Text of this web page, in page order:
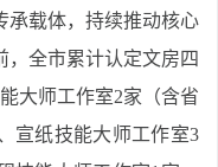
承载体，持续推动核心
全市累计认定文房四
大师工作室2家（含省
宣纸技能大师工作室3